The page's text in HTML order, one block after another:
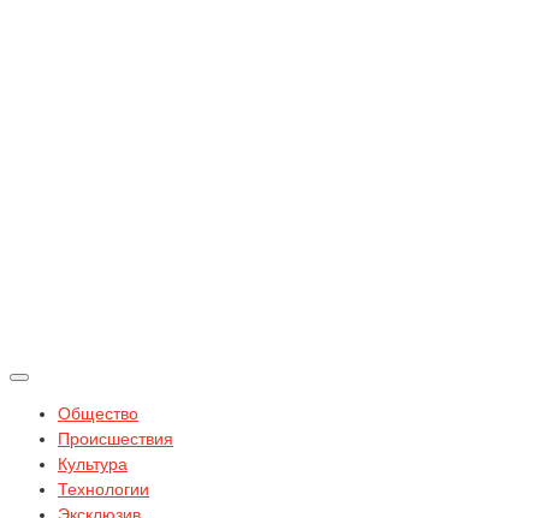
Общество
Происшествия
Культура
Технологии